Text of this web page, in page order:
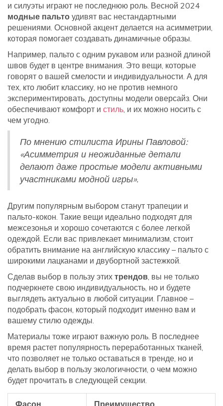
и силуэты играют не последнюю роль. Весной 2024
модные пальто удивят вас нестандартными
решениями. Основной акцент делается на асимметрии,
которая помогает создавать динамичные образы.
Например, пальто с одним рукавом или разной длиной
швов будет в центре внимания. Это вещи, которые
говорят о вашей смелости и индивидуальности. А для
тех, кто любит классику, но не против немного
экспериментировать, доступны модели оверсайз. Они
обеспечивают комфорт и стиль, и их можно носить с
чем угодно.
По мнению стилиста Ирины Павловой:
«Асимметрия и неожиданные детали
делают даже простые модели активными
участниками модной игры».
Другим популярным выбором станут трапеции и
пальто-кокон. Такие вещи идеально подходят для
межсезонья и хорошо сочетаются с более легкой
одеждой. Если вас привлекает минимализм, стоит
обратить внимание на английскую классику – пальто с
широкими лацканами и двубортной застежкой.
Сделав выбор в пользу этих трендов, вы не только
подчеркнете свою индивидуальность, но и будете
выглядеть актуально в любой ситуации. Главное –
подобрать фасон, который подходит именно вам и
вашему стилю одежды.
Материалы тоже играют важную роль. В последнее
время растет популярность переработанных тканей,
что позволяет не только оставаться в тренде, но и
делать выбор в пользу экологичности, о чем можно
будет прочитать в следующей секции.
Фасон Преимущество